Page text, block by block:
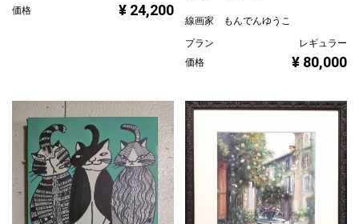
価格
¥ 24,200
線画家 もんでんゆうこ
プラン
レギュラー
価格
¥ 80,000